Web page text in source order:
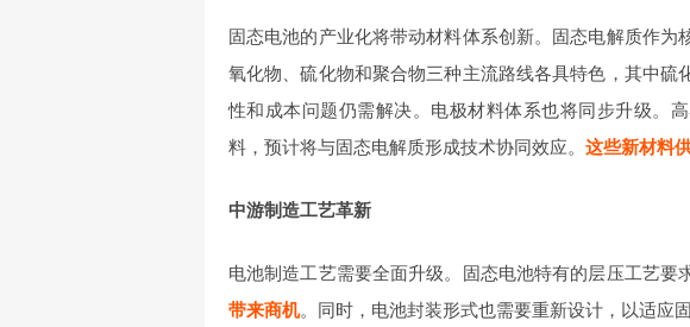
固态电池的产业化将带动材料体系创新。固态电解质作为
氧化物、硫化物和聚合物三种主流路线各具特色，其中硫
性和成本问题仍需解决。电极材料体系也将同步升级。
料，预计将与固态电解质形成技术协同效应。 这些新材料
中游制造工艺革新
电池制造工艺需要全面升级。固态电池特有的层压工艺要
带来商机。同时，电池封装形式也需要重新设计，以适应